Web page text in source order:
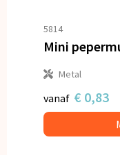
5814
Mini
Metal
vanaf € 0,83